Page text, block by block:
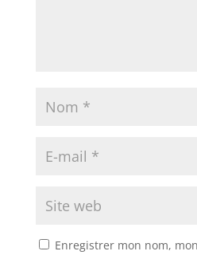
Enregistrer mon nom,